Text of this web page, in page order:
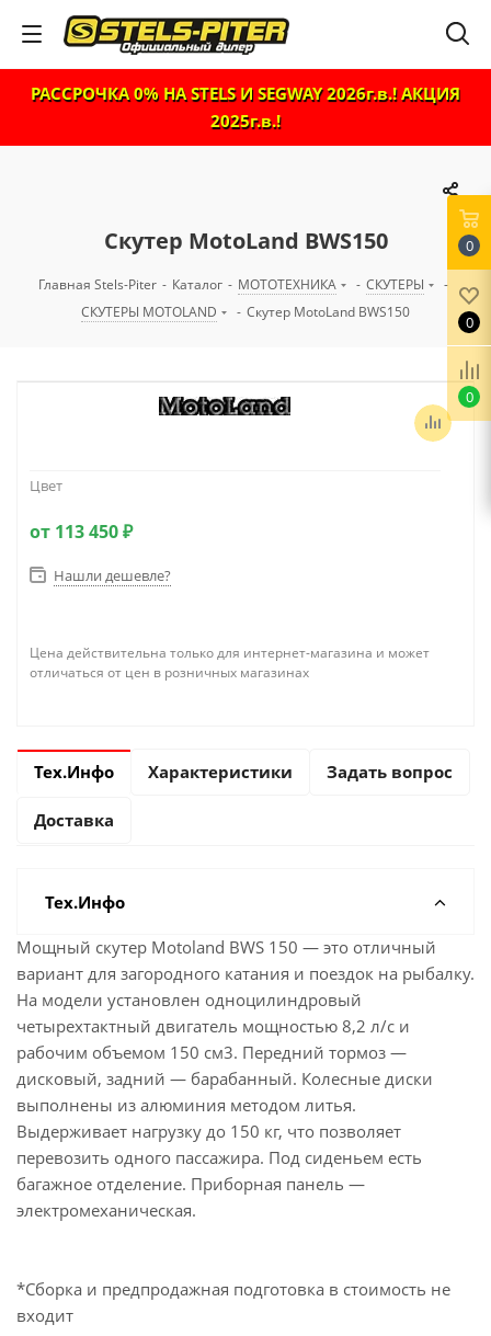
РАССРОЧКА 0% НА STELS И SEGWAY 2026г.в.! АКЦИЯ
2025г.в.!
Скутер MotoLand BWS150
Главная Stels-Piter - Каталог - МОТОТЕХНИКА - СКУТЕРЫ
-
СКУТЕРЫ MOTOLAND
- Скутер MotoLand BWS150
Цвет
от 113 450 ₽
Нашли дешевле?
Цена действительна только для интернет-магазина и может
отличаться от цен в розничных магазинах
Тех.Инфо Характеристики Задать вопрос
Доставка
Тех.Инфо
Мощный скутер Motoland BWS 150 — это отличный
вариант для загородного катания и поездок на рыбалку.
На модели установлен одноцилиндровый
четырехтактный двигатель мощностью 8,2 л/с и
рабочим объемом 150 см3. Передний тормоз —
дисковый, задний — барабанный. Колесные диски
выполнены из алюминия методом литья.
Выдерживает нагрузку до 150 кг, что позволяет
перевозить одного пассажира. Под сиденьем есть
багажное отделение. Приборная панель —
электромеханическая.
*Сборка и предпродажная подготовка в стоимость не
входит
0
0
0